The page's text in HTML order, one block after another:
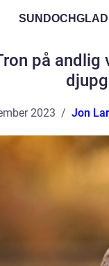
på andlig
2023 Jon